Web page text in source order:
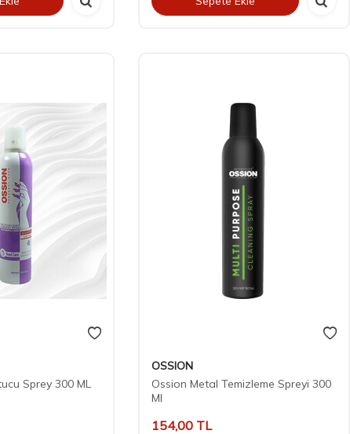
Sprey 300 ML
OSSION
Ossion Metal Temizleme Spreyi 300
Ml
154,00TL